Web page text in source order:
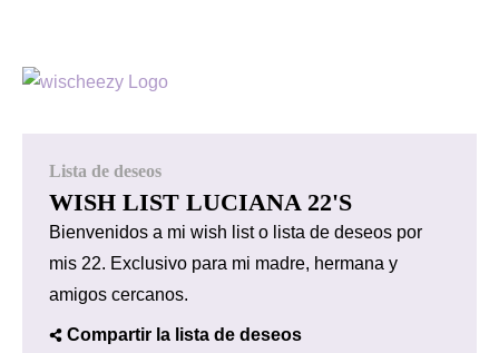
Lista de deseos
WISH LIST LUCIANA 22'S
Bienvenidos a mi wish list o lista de deseos por
mis 22. Exclusivo para mi madre, hermana y
amigos cercanos.
Compartir la lista de deseos